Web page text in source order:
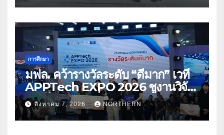
การศึกษา
มฟล. คว้ารางวัลระดับ “ดีมาก” เวที
APPTech EXPO 2026 ชูงานวิจัย
สมุนไพร ขับเคลื่อนนวัตกรรมสู่เชิง
พาณิชย์
สิงหาคม 7, 2026 NORTHERN